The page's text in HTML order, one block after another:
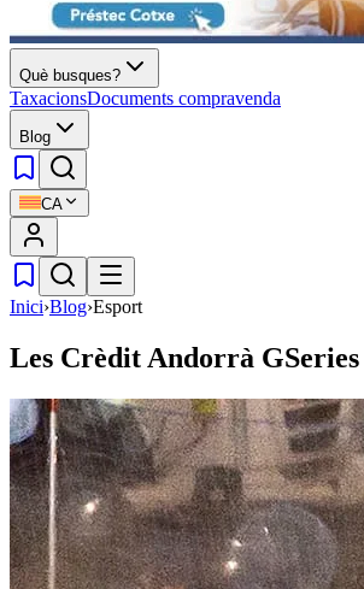
Què busques?
TaxacionsDocuments compravenda
Blog
CA
Inici›Blog›Esport
Les Crèdit Andorrà GSeries